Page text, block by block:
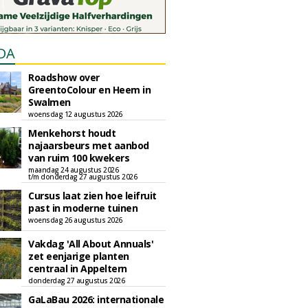
Roadshow over
GreentoColour en Heem in
Swalmen
woensdag 12 augustus 2026
Menkehorst houdt
najaarsbeurs met aanbod
van ruim 100 kwekers
maandag 24 augustus 2026
t/m donderdag 27 augustus 2026
Cursus laat zien hoe leifruit
past in moderne tuinen
woensdag 26 augustus 2026
Vakdag 'All About Annuals'
zet eenjarige planten
centraal in Appeltern
donderdag 27 augustus 2026
GaLaBau 2026: internationale